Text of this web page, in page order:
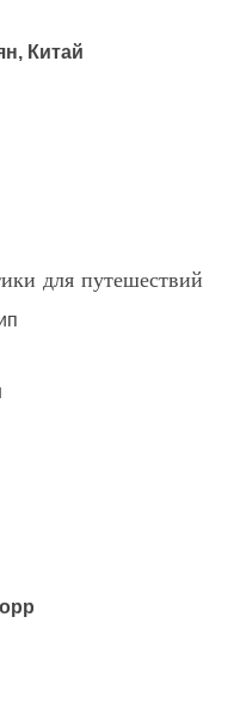
Китай
для путешествий